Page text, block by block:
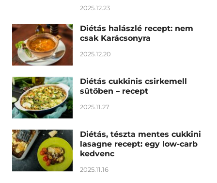
2025.12.23
Diétás halászlé recept: nem
csak Karácsonyra
2025.12.20
Diétás cukkinis csirkemell
sütőben – recept
2025.11.27
Diétás, tészta mentes cukkini
lasagne recept: egy low-carb
kedvenc
2025.11.16